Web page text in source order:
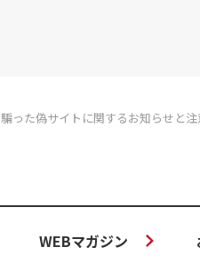
騙った偽サイトに関するお知らせと
WEBマガジン